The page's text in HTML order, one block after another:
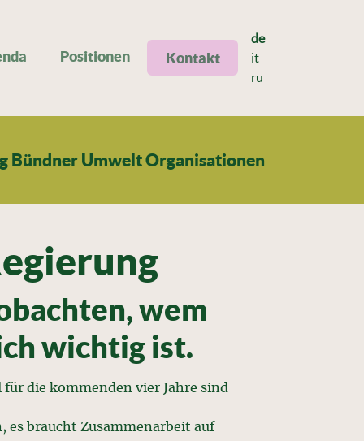
Positionen Kontakt
de
it
ru
Bündner Umwelt Organisationen
wem
wichtig ist.
die kommenden vier Jahre sind
es braucht Zusammenarbeit auf